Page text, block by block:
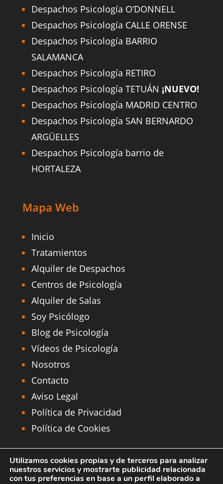
Despachos Psicología O’DONNELL
Despachos Psicología CALLE ORENSE
Despachos Psicología BARRIO
SALAMANCA
Despachos Psicología RETIRO
Despachos Psicología TETUÁN ¡NUEVO!
Despachos Psicología MADRID CENTRO
Despachos Psicología SAN BERNARDO
ARGÜELLES
Despachos Psicología barrio de
HORTALEZA
Mapa Web
Inicio
Tratamientos
Alquiler de Despachos
Centros de Psicología
Alquiler de Salas
Soy Psicólogo
Blog de Psicología
Vídeos de Psicología
Nosotros
Contacto
Aviso Legal
Política de Privacidad
Política de Cookies
Alquier Despachos Psicología Madrid
Utilizamos cookies propias y de terceros para analizar
nuestros servicios y mostrarte publicidad relacionada
con tus preferencias en base a un perfil elaborado a